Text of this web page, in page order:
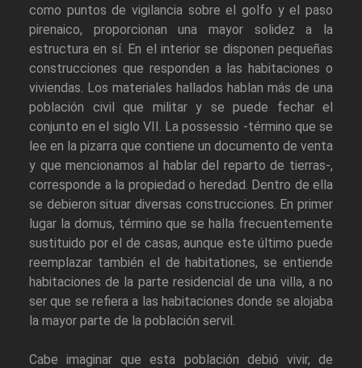
como puntos de vigilancia sobre el golfo y el paso
pirenaico, proporcionan una mayor solidez a la
estructura en sí. En el interior se disponen pequeñas
construcciones que responden a las habitaciones o
viviendas. Los materiales hallados hablan más de una
población civil que militar y se puede fechar el
conjunto en el siglo VII. La possessio -término que se
lee en la pizarra que contiene un documento de venta
y que mencionamos al hablar del reparto de tierras-,
corresponde a la propiedad o heredad. Dentro de ella
se debieron situar diversas construcciones. En primer
lugar la domus, término que se halla frecuentemente
sustituido por el de casas, aunque este último puede
reemplazar también el de habitationes, se entiende
habitaciones de la parte residencial de una villa, a no
ser que se refiera a las habitaciones donde se alojaba
la mayor parte de la población servil.
Cabe imaginar que esta población debió vivir, de